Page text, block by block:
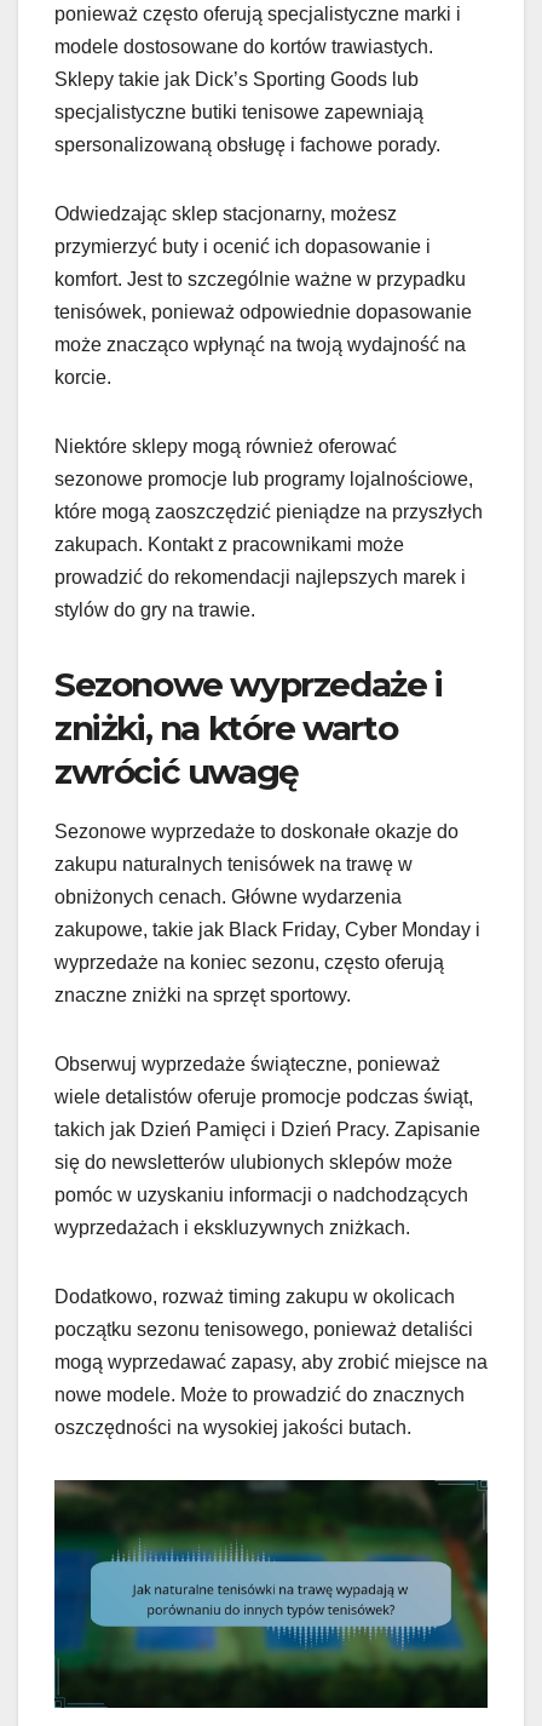
ponieważ często oferują specjalistyczne marki i
modele dostosowane do kortów trawiastych.
Sklepy takie jak Dick’s Sporting Goods lub
specjalistyczne butiki tenisowe zapewniają
spersonalizowaną obsługę i fachowe porady.
Odwiedzając sklep stacjonarny, możesz
przymierzyć buty i ocenić ich dopasowanie i
komfort. Jest to szczególnie ważne w przypadku
tenisówek, ponieważ odpowiednie dopasowanie
może znacząco wpłynąć na twoją wydajność na
korcie.
Niektóre sklepy mogą również oferować
sezonowe promocje lub programy lojalnościowe,
które mogą zaoszczędzić pieniądze na przyszłych
zakupach. Kontakt z pracownikami może
prowadzić do rekomendacji najlepszych marek i
stylów do gry na trawie.
Sezonowe wyprzedaże i
zniżki, na które warto
zwrócić uwagę
Sezonowe wyprzedaże to doskonałe okazje do
zakupu naturalnych tenisówek na trawę w
obniżonych cenach. Główne wydarzenia
zakupowe, takie jak Black Friday, Cyber Monday i
wyprzedaże na koniec sezonu, często oferują
znaczne zniżki na sprzęt sportowy.
Obserwuj wyprzedaże świąteczne, ponieważ
wiele detalistów oferuje promocje podczas świąt,
takich jak Dzień Pamięci i Dzień Pracy. Zapisanie
się do newsletterów ulubionych sklepów może
pomóc w uzyskaniu informacji o nadchodzących
wyprzedażach i ekskluzywnych zniżkach.
Dodatkowo, rozważ timing zakupu w okolicach
początku sezonu tenisowego, ponieważ detaliści
mogą wyprzedawać zapasy, aby zrobić miejsce na
nowe modele. Może to prowadzić do znacznych
oszczędności na wysokiej jakości butach.